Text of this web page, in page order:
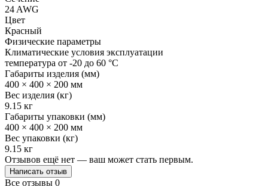
24 AWG
Цвет
Красный
Физические параметры
Климатические условия эксплуатации
температура от -20 до 60 °C
Габариты изделия (мм)
400 × 400 × 200 мм
Вес изделия (кг)
9.15 кг
Габариты упаковки (мм)
400 × 400 × 200 мм
Вес упаковки (кг)
9.15 кг
Отзывов ещё нет — ваш может стать первым.
Написать отзыв
Все отзывы 0